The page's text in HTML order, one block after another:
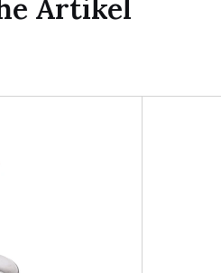
Artikel